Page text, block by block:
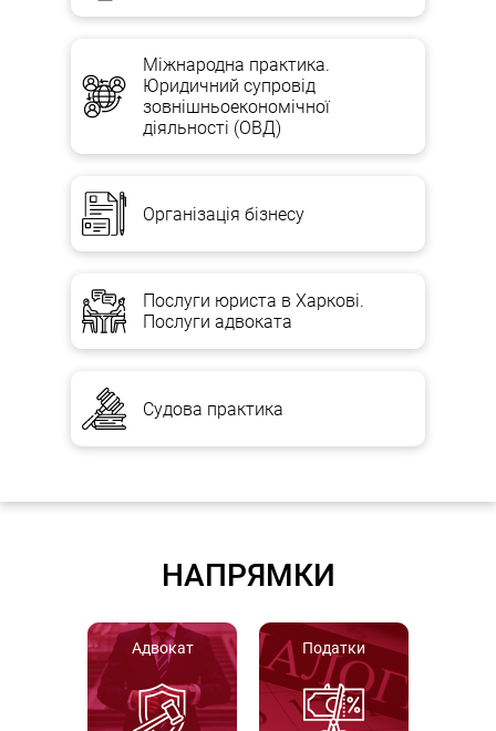
Міжнародна практика.
Юридичний супровід
зовнішньоекономічної
діяльності (ОВД)
Організація бізнесу
Послуги юриста в Харкові.
Послуги адвоката
Судова практика
НАПРЯМКИ
Адвокат Податки